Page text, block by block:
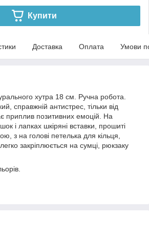
Купити
Доставка Оплата Умови
хутра 18 см. Ручна робота.
справжній антистрес, тільки від
приплив позитивних емоцій. На
і лапках шкіряні вставки, прошиті
з на голові петелька для кільця,
закріплюється на сумці, рюкзаку